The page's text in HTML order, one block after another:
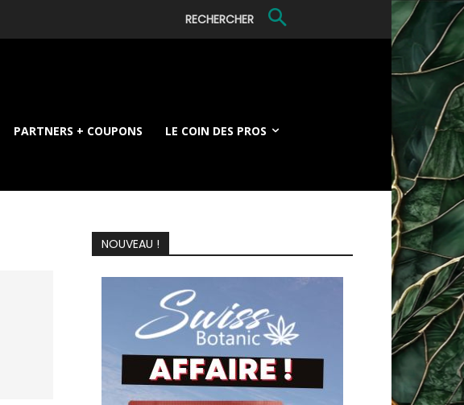
RECHERCHER
PARTNERS + COUPONS LE COIN DES PROS
NOUVEAU !